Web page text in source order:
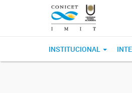
INSTITUCIONAL